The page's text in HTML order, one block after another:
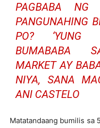
PAGBABA NG
PANGUNAHING
PO? ‘YUNG
BUMABABA
MARKET AY
NIYA, SANA
ANI CASTELO
Matatandaang bumilis sa